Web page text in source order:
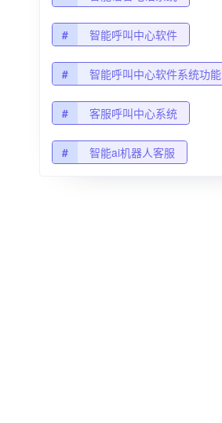
# 智能呼叫中心软件
# 智能呼叫中心软件系统功能
# 客服呼叫中心系统
# 智能ai机器人客服